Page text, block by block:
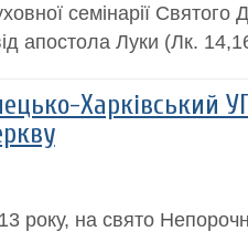
семінарії
апостола Луки (Лк.
Харківський
року, на свято